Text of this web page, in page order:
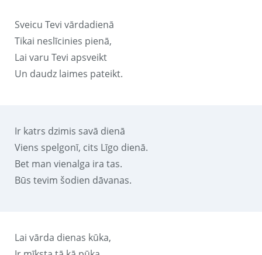
Sveicu Tevi vārdadienā
Tikai neslīcinies pienā,
Lai varu Tevi apsveikt
Un daudz laimes pateikt.
Ir katrs dzimis savā dienā
Viens spelgonī, cits Līgo dienā.
Bet man vienalga ira tas.
Būs tevim šodien dāvanas.
Lai vārda dienas kūka,